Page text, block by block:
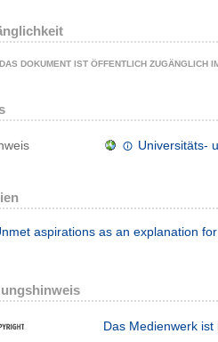
DAS DOKUMENT IST ÖFFENTLICH ZUGÄNGLICH
Universitäts-
aspirations as an explanation
Das Medienwerk